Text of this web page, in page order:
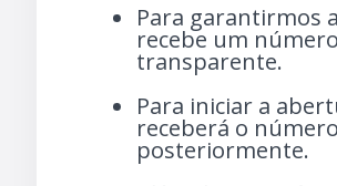
Para garantirmos
recebe um
transparente.
Para iniciar a
receberá o
posteriormente.